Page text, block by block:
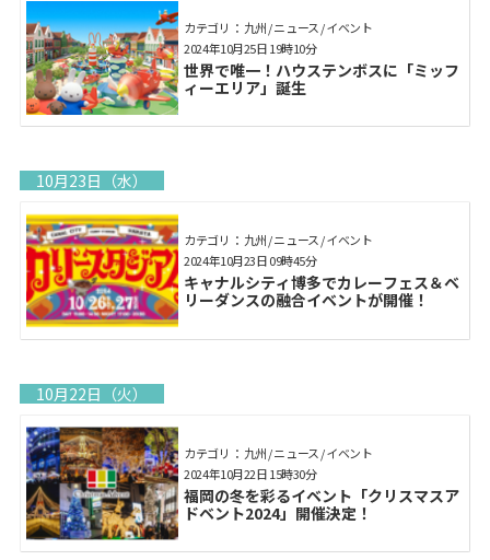
カテゴリ： 九州 / ニュース / イベント
世界で唯一！ハウステンボスに「ミッフ
ィーエリア」誕生
2024年10月25日 19時10分
10月23日（水）
カテゴリ： 九州 / ニュース / イベント
キャナルシティ博多でカレーフェス＆ベ
リーダンスの融合イベントが開催！
2024年10月23日 09時45分
10月22日（火）
カテゴリ： 九州 / ニュース / イベント
福岡の冬を彩るイベント「クリスマスア
ドベント2024」開催決定！
2024年10月22日 15時30分